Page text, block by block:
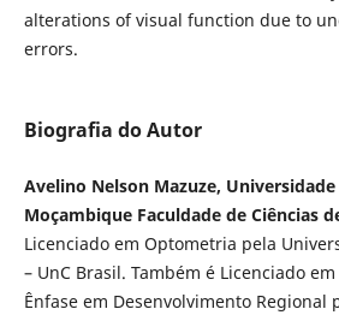
alterations of visual function due to
errors.
Biografia do Autor
Avelino Nelson Mazuze,
Moçambique Faculdade de Ciências
Licenciado em Optometria pela
– UnC Brasil. Também é Licenciado
Ênfase em Desenvolvimento Regional